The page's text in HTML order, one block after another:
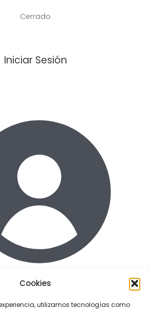
Cookies
utilizamos tecnologías como
Cerrado
Iniciar Sesión